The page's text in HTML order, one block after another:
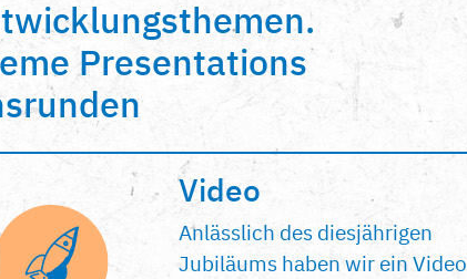
Presentations
Video
Anlässlich des diesjährigen
Jubiläums haben wir ein Video